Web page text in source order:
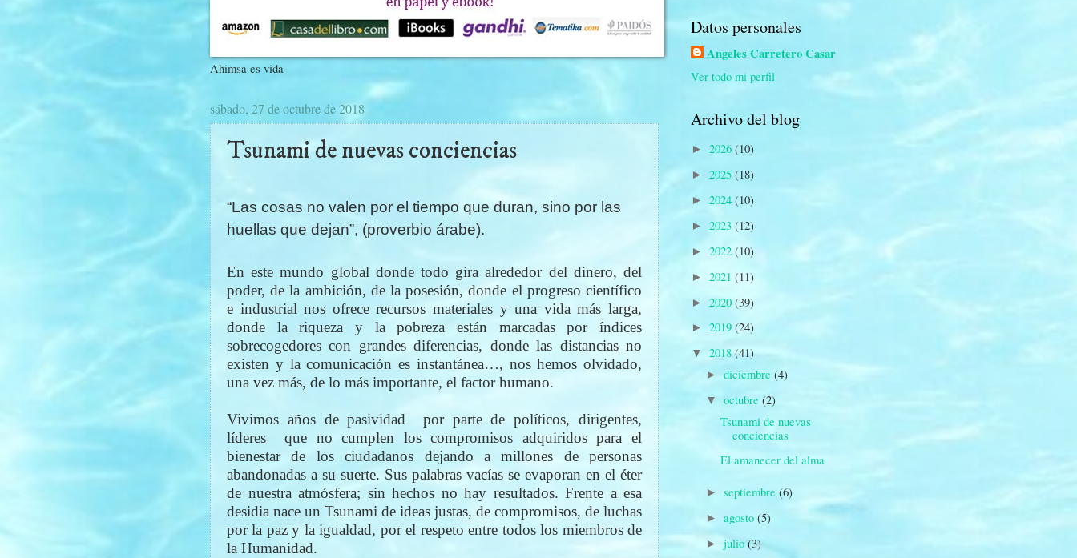
Ahimsa es vida
sábado, 27 de octubre de 2018
Tsunami de nuevas conciencias
“Las cosas no valen por el tiempo que duran, sino por las
huellas que dejan”, (proverbio árabe).
En este mundo global donde todo gira alrededor del dinero, del
poder, de la ambición, de la posesión, donde el progreso científico
e industrial nos ofrece recursos materiales y una vida más larga,
donde la riqueza y la pobreza están marcadas por índices
sobrecogedores con grandes diferencias, donde las distancias no
existen y la comunicación es instantánea…, nos hemos olvidado,
una vez más, de lo más importante, el factor humano.
Vivimos años de pasividad
por parte de políticos, dirigentes,
líderes
que no cumplen los compromisos adquiridos para el
bienestar de los ciudadanos dejando a millones de personas
abandonadas a su suerte. Sus palabras vacías se evaporan en el éter
de nuestra atmósfera; sin hechos no hay resultados. Frente a esa
desidia nace un Tsunami de ideas justas, de compromisos, de luchas
por la paz y la igualdad, por el respeto entre todos los miembros de
la Humanidad.
Datos personales
Angeles Carretero Casar
Ver todo mi perfil
Archivo del blog
► 2026 (10)
► 2025 (18)
► 2024 (10)
► 2023 (12)
► 2022 (10)
► 2021 (11)
► 2020 (39)
► 2019 (24)
▼ 2018(41)
► diciembre (4)
▼ octubre (2)
Tsunami de nuevas
conciencias
El amanecer del alma
► septiembre (6)
► agosto (5)
► julio (3)